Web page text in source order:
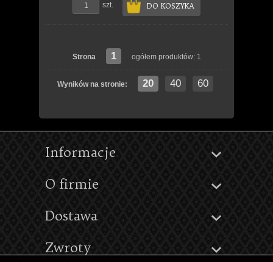
szt. DO KOSZYKA
Strona 1 ogółem produktów: 1
Wyników na stronie: 20 40 60
Informacje
O firmie
Dostawa
Zwroty